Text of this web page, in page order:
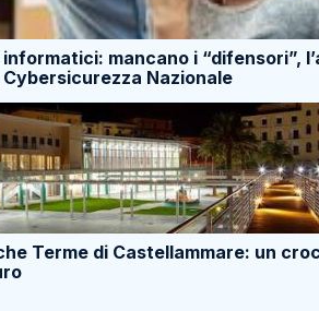
mancano i “difensori”,
Cybersicurezza Nazionale
Terme di Castellammare: un